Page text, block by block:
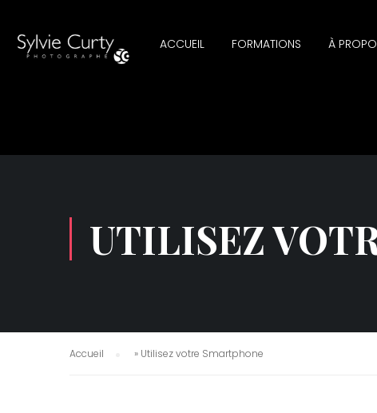
ACCUEIL FORMATIONS À
UTILISEZ
Accueil » Utilisez votre Smartphone